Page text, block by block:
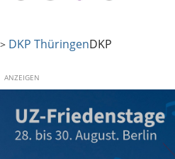
> DKP ThüringenDKP
ANZEIGEN